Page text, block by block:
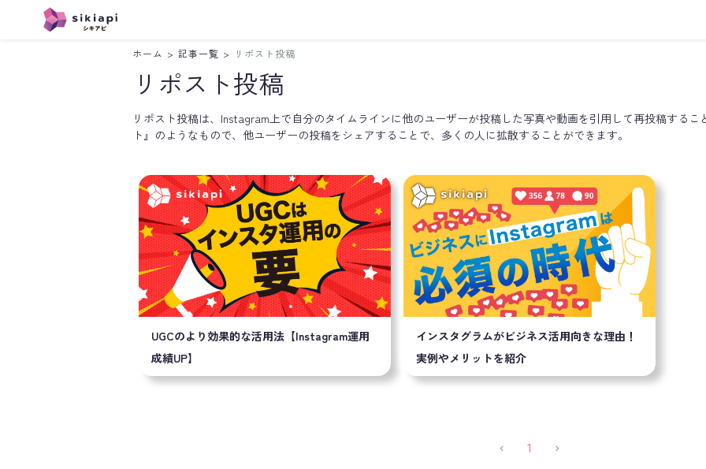
ホーム > 記事一覧 > リポスト投稿
リポスト投稿
リポスト投稿は、Instagram上で自分のタイムラインに他のユーザーが投稿した写真や動画を引用して再投稿する
ト』のようなもので、他ユーザーの投稿をシェアすることで、多くの人に拡散することができます。
UGCのより効果的な活用法【Instagram運用
成績UP】
インスタグラムがビジネス活用向きな理由！
実例やメリットを紹介
‹ Previous
1 (current)
›Next